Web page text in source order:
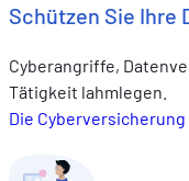
Schützen Sie Ihre
Cyberangriffe,
Tätigkeit lahmlegen.
Die Cyberversicherung